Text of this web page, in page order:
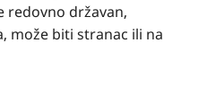
redovno državan,
može biti stranac ili na